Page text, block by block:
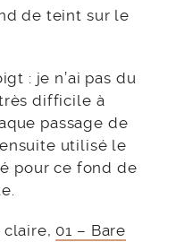
de teint sur le
: je n’ai pas du
difficile à
passage de
utilisé le
pour ce fond de
01 – Bare